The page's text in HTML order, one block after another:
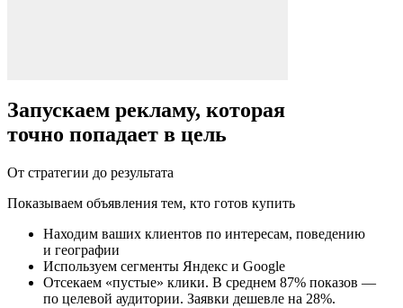
Запускаем рекламу, которая
точно попадает в цель
От стратегии до результата
Показываем объявления тем, кто готов купить
Находим ваших клиентов по интересам, поведению
и географии
Используем сегменты Яндекс и Google
Отсекаем «пустые» клики. В среднем 87% показов —
по целевой аудитории. Заявки дешевле на 28%.